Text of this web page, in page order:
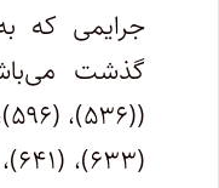
جرایمی که
گذشت